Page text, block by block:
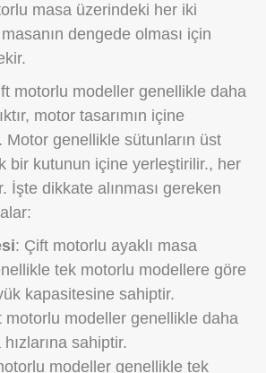
masa üzerindeki her iki
dengede olması için
​​motorlu modeller genellikle daha
motor tasarımın içine
genellikle sütunların üst
bir kutunun içine yerleştirilir., her
İşte dikkate alınması gereken
: Çift motorlu ayaklı masa
tek motorlu modellere göre
kapasitesine sahiptir.
motorlu modeller genellikle daha
hızlarına sahiptir.
modeller genellikle tek